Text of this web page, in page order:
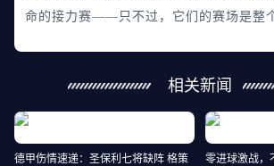
命的接力赛——只不过，它们的赛场是整
相关新闻
德甲伤情速递：圣保利七将缺阵 格策
零进球激战，